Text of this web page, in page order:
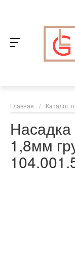
Главная / Каталог
1,8мм